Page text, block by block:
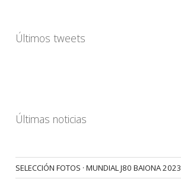
Últimos tweets
Últimas noticias
SELECCIÓN FOTOS · MUNDIAL J80 BAIONA 2023